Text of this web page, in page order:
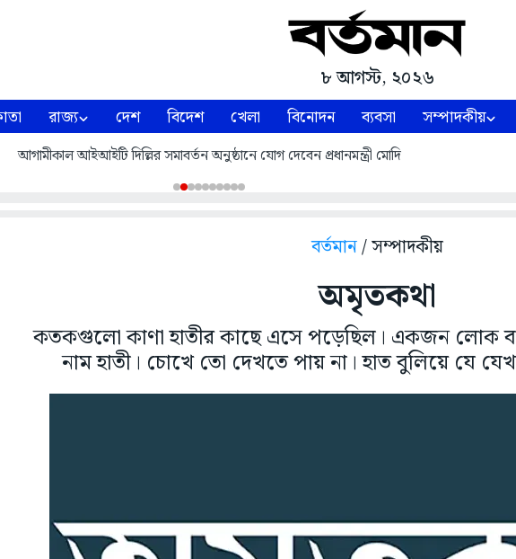
৮ আগস্ট, ২০২৬
রাজ্য দেশ বিদেশ খেলা বিনোদন ব্যবসা সম্পাদকীয়
আগামীকাল আইআইটি দিল্লির সমাবর্তন অনুষ্ঠানে যোগ দেবেন প্রধানমন্ত্রী মোদি
বর্তমান/ সম্পাদকীয়
অমৃতকথা
কতকগুলো কাণা হাতীর কাছে এসে পড়েছিল। একজন লোক
নাম হাতী। চোখে তো দেখতে পায় না। হাত বুলিয়ে যে